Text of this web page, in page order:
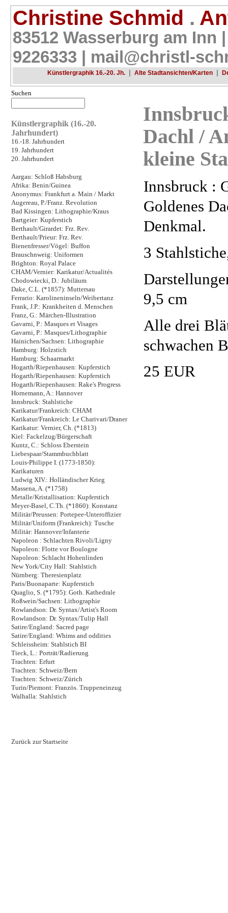
Christine Schmid .
83512 Wasserburg am Inn
9226333 | mail@christl-
Künstlergraphik 16.-20. Jh. | Alte Stadtansichten/Karten |
Suchen
Künstlergraphik (16.-20.
Jahrhundert)
16.-18. Jahrhundert
19. Jahrhundert
20. Jahrhundert
Aargau: Schloß Habsburg
Afrika: Benin/Guinea
Anonymus: Frankfurt a. Main / Markt
Augereau, P./Franz. Revolution
Bad Kissingen: Lithographie/Kraus
Bartgeier: Kupferstich
Berthault/Girardet: Frz. Rev.
Berthault/Prieur: Frz. Rev.
Bienenfresser/Vögel: Buffon
Brauschnweig: Uniformen
Brighton: Royal Palace
CHAM/Vernier: Karikatur/Actualités
Chodowiecki, D.: Jubiläum
Dake, C.L. (*1857): Muttersau
Ferrario: Karolineninseln/Weibertanz
Frank, J.P.: Krankheiten d. Menschen
Franz, G.: Märchen-Illustration
Gavarni, P.: Masques et Visages
Gavarni, P.: Masques/Lithographie
Hainichen/Sachsen: Lithographie
Hamburg: Holzstich
Hamburg: Schaarmarkt
Hogarth/Riepenhausen: Kupferstich
Hogarth/Riepenhausen: Kupferstich
Hogarth/Riepenhausen: Rake's Progress
Hornemann, A.: Hannover
Innsbruck: Stahlstiche
Karikatur/Frankreich: CHAM
Karikatur/Frankreich: Le Charivari/Draner
Karikatur: Vernier, Ch. (*1813)
Kiel: Fackelzug/Bürgerschaft
Kuntz, C.: Schloss Eberstein
Liebespaar/Stammbuchblatt
Louis-Philippe I. (1773-1850):
Karikaturen
Ludwig XIV.: Holländischer Krieg
Massena, A. (*1758)
Metalle/Kristallisation: Kupferstich
Meyer-Basel, C.Th. (*1860): Konstanz
Militär/Preussen: Portepee-Unteroffizier
Militär/Uniform (Frankreich): Tusche
Militär: Hannover/Infanterie
Napoleon : Schlachten Rivoli/Ligny
Napoleon: Flotte vor Boulogne
Napoleon: Schlacht Hohenlinden
New York/City Hall: Stahlstich
Nürnberg: Theresienplatz
Paris/Buonaparte: Kupferstich
Quaglio, S. (*1795): Goth. Kathedrale
Roßwein/Sachsen: Lithographie
Rowlandson: Dr. Syntax/Artist's Room
Rowlandson: Dr. Syntax/Tulip Hall
Satire/England: Sacred page
Satire/England: Whims and oddities
Schleissheim: Stahlstich BI
Tieck, L.: Porträt/Radierung
Trachten: Erfurt
Trachten: Schweiz/Bern
Trachten: Schweiz/Zürich
Turin/Piemont: Französ. Truppeneinzug
Walhalla: Stahlstich
Zurück zur Startseite
Dachl /
kleine
Innsbruck :
Goldenes
Denkmal.
3
9,5 cm
Alle drei
schwachen
25 EUR